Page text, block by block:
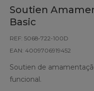
Soutien
Basic
REF: 5068-722-100D
EAN: 4009706919452
Soutien de
funcional.